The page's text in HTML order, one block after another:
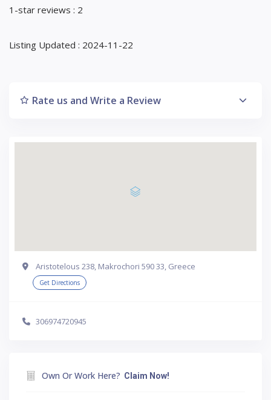
1-star reviews : 2
Listing Updated : 2024-11-22
Rate us and Write a Review
Aristotelous 238, Makrochori 590 33, Greece
Get Directions
306974720945
Own Or Work Here? Claim Now!